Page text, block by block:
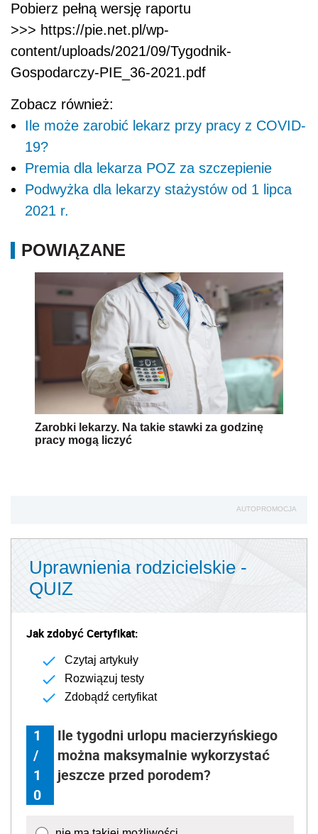
Pobierz pełną wersję raportu
>>> https://pie.net.pl/wp-
content/uploads/2021/09/Tygodnik-
Gospodarczy-PIE_36-2021.pdf
Zobacz również:
Ile może zarobić lekarz przy pracy z COVID-
19?
Premia dla lekarza POZ za szczepienie
Podwyżka dla lekarzy stażystów od 1 lipca
2021 r.
POWIĄZANE
Zarobki lekarzy. Na takie stawki za godzinę
pracy mogą liczyć
AUTOPROMOCJA
Uprawnienia rodzicielskie -
QUIZ
Jak zdobyć Certyfikat:
Czytaj artykuły
Rozwiązuj testy
Zdobądź certyfikat
1
/
1
0
Ile tygodni urlopu macierzyńskiego
można maksymalnie wykorzystać
jeszcze przed porodem?